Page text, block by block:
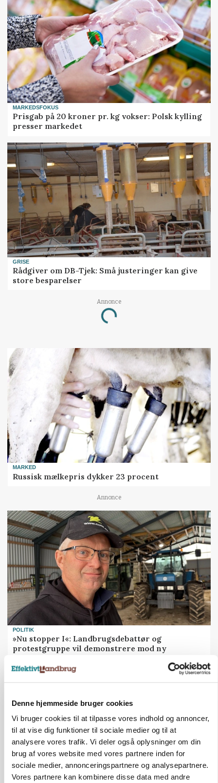
Denne hjemmeside bruger cookies
Vi bruger cookies til at tilpasse vores indhold og annoncer,
til at vise dig funktioner til sociale medier og til at
analysere vores trafik. Vi deler også oplysninger om din
brug af vores website med vores partnere inden for
sociale medier, annonceringspartnere og analysepartnere.
Vores partnere kan kombinere disse data med andre
MARKEDSFOKUS
Prisgab på 20 kroner pr. kg vokser: Polsk kylling
presser markedet
GRISE
Rådgiver om DB-Tjek: Små justeringer kan give
store besparelser
Annonce
Loading...
MARKED
Russisk mælkepris dykker 23 procent
Annonce
POLITIK
»Nu stopper I«: Landbrugsdebattør og
protestgruppe vil demonstrere mod ny
KVÆG
Snart kan man søge tilskud til naturprojekter
Annonce
Loading...